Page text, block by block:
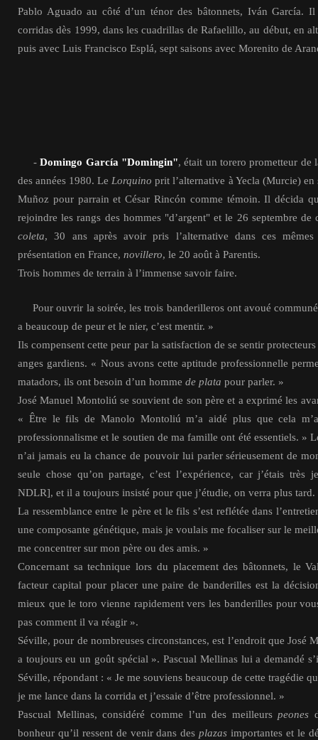
Pablo Aguado au côté d’un ténor des bâtonnets, Iván García.
corridas dès 1999, dans les cuadrillas de Rafaelillo, au début, en
puis avec Luis Francisco Esplá, sept saisons avec Morenito de
-Domingo García "Domingin", était un torero prometteur de
des années 1980. Le Lorquino prit l’alternative à Yecla (Murcie)
Muñoz pour parrain et César Rincón comme témoin. Il décida
rejoindre les rangs des hommes "d’argent" et le 26 septembre de
coleta, 30 ans après avoir pris l’alternative dans ces
présentation en France, novillero, le 20 août à Parentis.
Trois hommes de terrain à l’immense savoir faire.
Pour ouvrir la soirée, les trois banderilleros ont avoué
a beaucoup de peur et le nier, c’est mentir. »
Ils compensent cette peur par la satisfaction de se sentir
anges gardiens. « Nous avons cette aptitude professionnelle
matadors, ils ont besoin d’un homme de plata pour parler. »
José Manuel Montoliú se souvient de son père et a exprimé les
« Être le fils de Manolo Montoliú m’a aidé plus que cela
professionnalisme et le soutien de ma famille ont été essentiels. »
n’ai jamais eu la chance de pouvoir lui parler sérieusement de
seule chose qu’on partage, c’est l’expérience, car j’étais très
NDLR], et il a toujours insisté pour que j’étudie, on verra plus tard.
La ressemblance entre le père et le fils s’est reflétée dans
une composante génétique, mais je voulais me focaliser sur le
me concentrer sur mon père ou des amis. »
Concernant sa technique lors du placement des bâtonnets, le
facteur capital pour placer une paire de banderilles est la
mieux que le toro vienne rapidement vers les banderilles pour
pas comment il va réagir ».
Séville, pour de nombreuses circonstances, est l’endroit que José
a toujours eu un goût spécial ». Pascual Mellinas lui a demandé
Séville, répondant : « Je me souviens beaucoup de cette tragédie
je me lance dans la corrida et j’essaie d’être professionnel. »
Pascual Mellinas, considéré comme l’un des meilleurspeones
bonheur qu’il ressent de venir dans desplazas importantes et le